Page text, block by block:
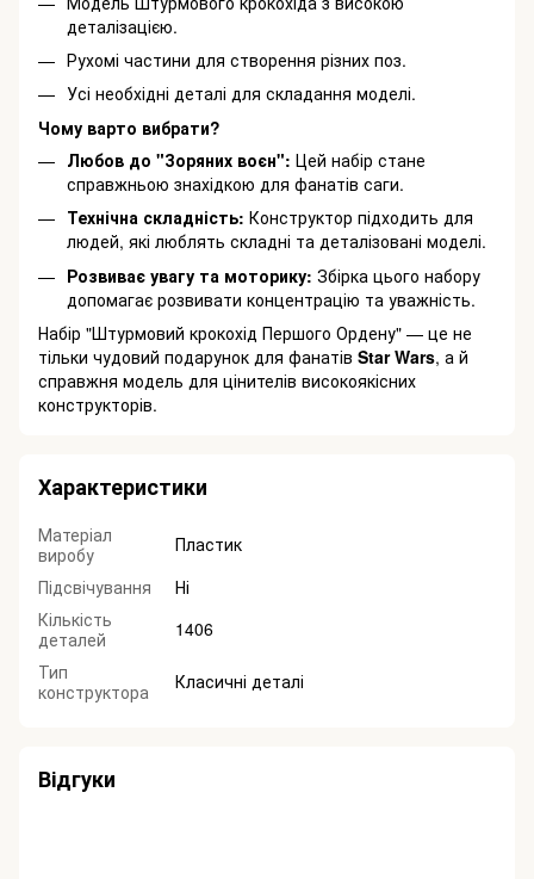
деталізацією.
Рухомі частини для створення різних поз.
Усі необхідні деталі для складання моделі.
Чому варто вибрати?
Любов до "Зоряних воєн": Цей набір стане
справжньою знахідкою для фанатів саги.
Технічна складність: Конструктор підходить для
людей, які люблять складні та деталізовані моделі.
Розвиває увагу та моторику: Збірка цього набору
допомагає розвивати концентрацію та уважність.
Набір "Штурмовий крокохід Першого Ордену" — це не
тільки чудовий подарунок для фанатів Star Wars, а й
справжня модель для цінителів високоякісних
конструкторів.
Характеристики
Матеріал
виробу
Пластик
Підсвічування
Ні
Кількість
деталей
1406
Тип
конструктора
Класичні деталі
Відгуки